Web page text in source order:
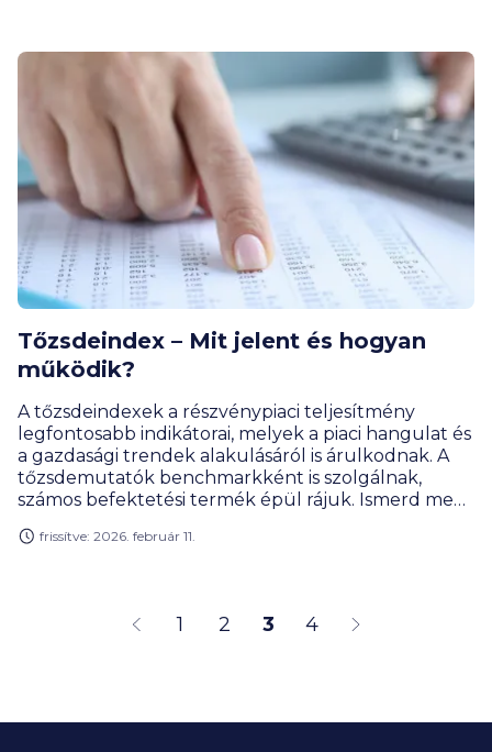
Tőzsdeindex – Mit jelent és hogyan
működik?
A tőzsdeindexek a részvénypiaci teljesítmény
legfontosabb indikátorai, melyek a piaci hangulat és
a gazdasági trendek alakulásáról is árulkodnak. A
tőzsdemutatók benchmarkként is szolgálnak,
számos befektetési termék épül rájuk. Ismerd meg,
frissítve: 2026. február 11.
1 2 3 4